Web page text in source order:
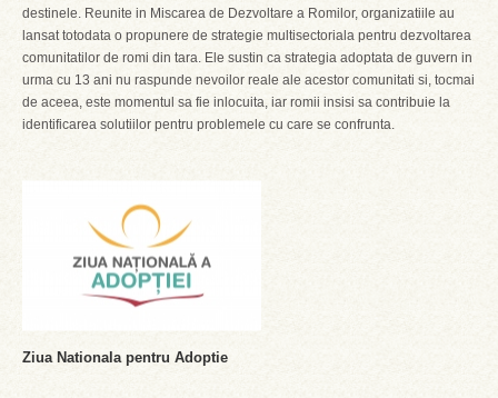
destinele. Reunite in Miscarea de Dezvoltare a Romilor, organizatiile au
lansat totodata o propunere de strategie multisectoriala pentru dezvoltarea
comunitatilor de romi din tara. Ele sustin ca strategia adoptata de guvern in
urma cu 13 ani nu raspunde nevoilor reale ale acestor comunitati si, tocmai
de aceea, este momentul sa fie inlocuita, iar romii insisi sa contribuie la
identificarea solutiilor pentru problemele cu care se confrunta.
Ziua Nationala pentru Adoptie